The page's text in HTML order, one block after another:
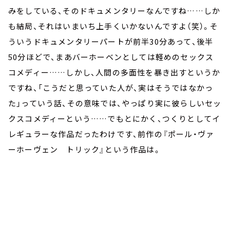
みをしている、そのドキュメンタリーなんですね……しか
も結局、それはいまいち上手くいかないんですよ（笑）。そ
ういうドキュメンタリーパートが前半30分あって、後半
50分ほどで、まあバーホーベンとしては軽めのセックス
コメディー……しかし、人間の多面性を暴き出すというか
ですね、「こうだと思っていた人が、実はそうではなかっ
た」っていう話、その意味では、やっぱり実に彼らしいセッ
クスコメディーという……でもとにかく、つくりとしてイ
レギュラーな作品だったわけです、前作の『ポール・ヴァ
ーホーヴェン トリック』という作品は。